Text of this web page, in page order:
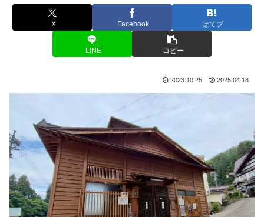
X Facebook はてブ
LINE コピー
2023.10.25 2025.04.18